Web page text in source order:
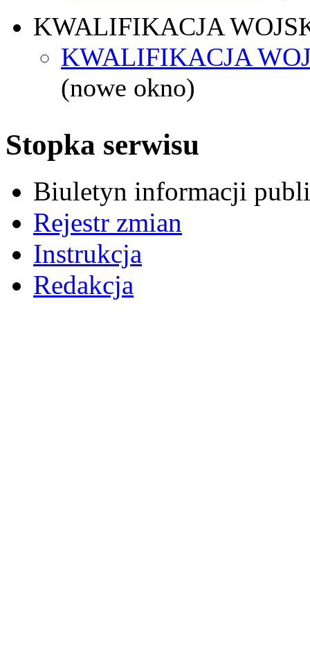
KWALIFIKACJA
KWALIFIKACJA
(nowe okno)
Stopka serwisu
Biuletyn informacji
Rejestr zmian
Instrukcja
Redakcja